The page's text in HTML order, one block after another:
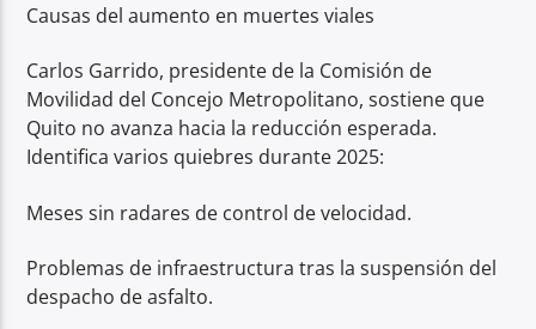
Causas del aumento en muertes viales
Carlos Garrido, presidente de la Comisión de
Movilidad del Concejo Metropolitano, sostiene que
Quito no avanza hacia la reducción esperada.
Identifica varios quiebres durante 2025:
Meses sin radares de control de velocidad.
Problemas de infraestructura tras la suspensión del
despacho de asfalto.